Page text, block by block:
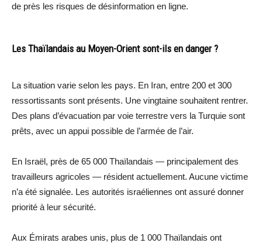
de près les risques de désinformation en ligne.
Les Thaïlandais au Moyen-Orient sont-ils en danger ?
La situation varie selon les pays. En Iran, entre 200 et 300
ressortissants sont présents. Une vingtaine souhaitent rentrer.
Des plans d’évacuation par voie terrestre vers la Turquie sont
prêts, avec un appui possible de l’armée de l’air.
En Israël, près de 65 000 Thaïlandais — principalement des
travailleurs agricoles — résident actuellement. Aucune victime
n’a été signalée. Les autorités israéliennes ont assuré donner
priorité à leur sécurité.
Aux Émirats arabes unis, plus de 1 000 Thaïlandais ont